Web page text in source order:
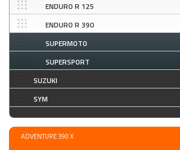
ENDURO R 125
ENDURO R 390
SUPERMOTO
SUPERSPORT
SUZUKI
SYM
ADVENTURE 390 X